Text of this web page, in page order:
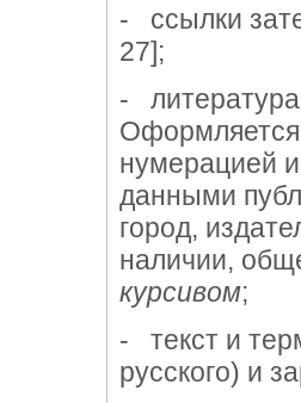
- ссылки
27];
-
Оформляется
нумерацией
данными
город,
наличии,
курсивом;
- текст и
русского) и